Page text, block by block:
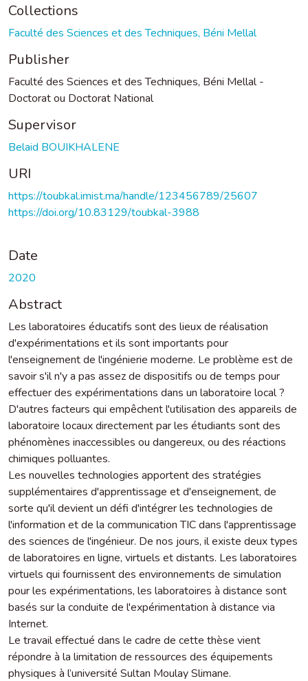
Collections
Faculté des Sciences et des Techniques, Béni Mellal
Publisher
Faculté des Sciences et des Techniques, Béni Mellal -
Doctorat ou Doctorat National
Supervisor
Belaid BOUIKHALENE
URI
https://toubkal.imist.ma/handle/123456789/25607
https://doi.org/10.83129/toubkal-3988
Date
2020
Abstract
Les laboratoires éducatifs sont des lieux de réalisation
d'expérimentations et ils sont importants pour
l'enseignement de l'ingénierie moderne. Le problème est de
savoir s'il n'y a pas assez de dispositifs ou de temps pour
effectuer des expérimentations dans un laboratoire local ?
D'autres facteurs qui empêchent l'utilisation des appareils de
laboratoire locaux directement par les étudiants sont des
phénomènes inaccessibles ou dangereux, ou des réactions
chimiques polluantes.
Les nouvelles technologies apportent des stratégies
supplémentaires d'apprentissage et d'enseignement, de
sorte qu'il devient un défi d'intégrer les technologies de
l'information et de la communication TIC dans l'apprentissage
des sciences de l'ingénieur. De nos jours, il existe deux types
de laboratoires en ligne, virtuels et distants. Les laboratoires
virtuels qui fournissent des environnements de simulation
pour les expérimentations, les laboratoires à distance sont
basés sur la conduite de l'expérimentation à distance via
Internet.
Le travail effectué dans le cadre de cette thèse vient
répondre à la limitation de ressources des équipements
physiques à l’université Sultan Moulay Slimane.